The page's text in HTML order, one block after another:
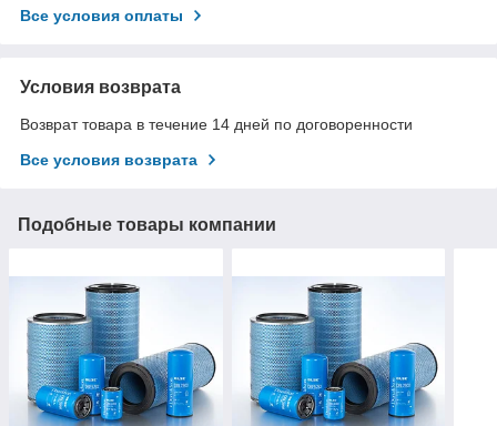
Все условия оплаты
Условия возврата
Возврат товара в течение 14 дней по договоренности
Все условия возврата
Подобные товары компании